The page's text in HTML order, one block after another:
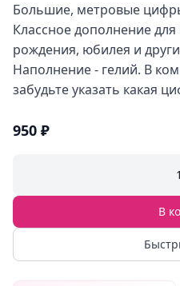
Большие, метровые
Классное дополнение
рождения, юбилея и
Наполнение - гелий. В
забудьте указать какая
950 ₽
1
В